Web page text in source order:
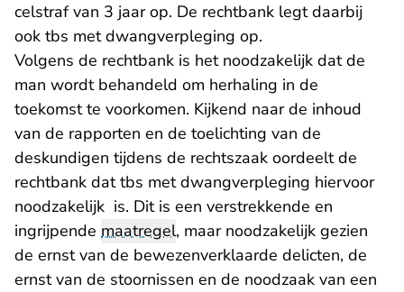
celstraf van 3 jaar op. De rechtbank legt daarbij
ook tbs met dwangverpleging op.
Volgens de rechtbank is het noodzakelijk dat de
man wordt behandeld om herhaling in de
toekomst te voorkomen. Kijkend naar de inhoud
van de rapporten en de toelichting van de
deskundigen tijdens de rechtszaak oordeelt de
rechtbank dat tbs met dwangverpleging hiervoor
noodzakelijk is. Dit is een verstrekkende en
ingrijpende maatregel, maar noodzakelijk gezien
de ernst van de bewezenverklaarde delicten, de
ernst van de stoornissen en de noodzaak van een